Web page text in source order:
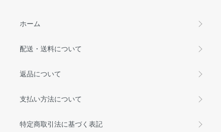
ホーム
配送・送料について
返品について
支払い方法について
特定商取引法に基づく表記